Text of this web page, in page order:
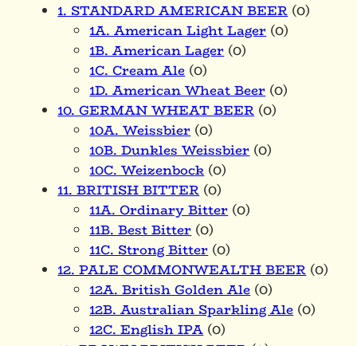
1. STANDARD AMERICAN BEER(0)
1A. American Light Lager(0)
1B. American Lager(0)
1C. Cream Ale(0)
1D. American Wheat Beer(0)
10. GERMAN WHEAT BEER(0)
10A. Weissbier(0)
10B. Dunkles Weissbier(0)
10C. Weizenbock(0)
11. BRITISH BITTER(0)
11A. Ordinary Bitter(0)
11B. Best Bitter(0)
11C. Strong Bitter(0)
12. PALE COMMONWEALTH BEER(0)
12A. British Golden Ale(0)
12B. Australian Sparkling Ale(0)
12C. English IPA(0)